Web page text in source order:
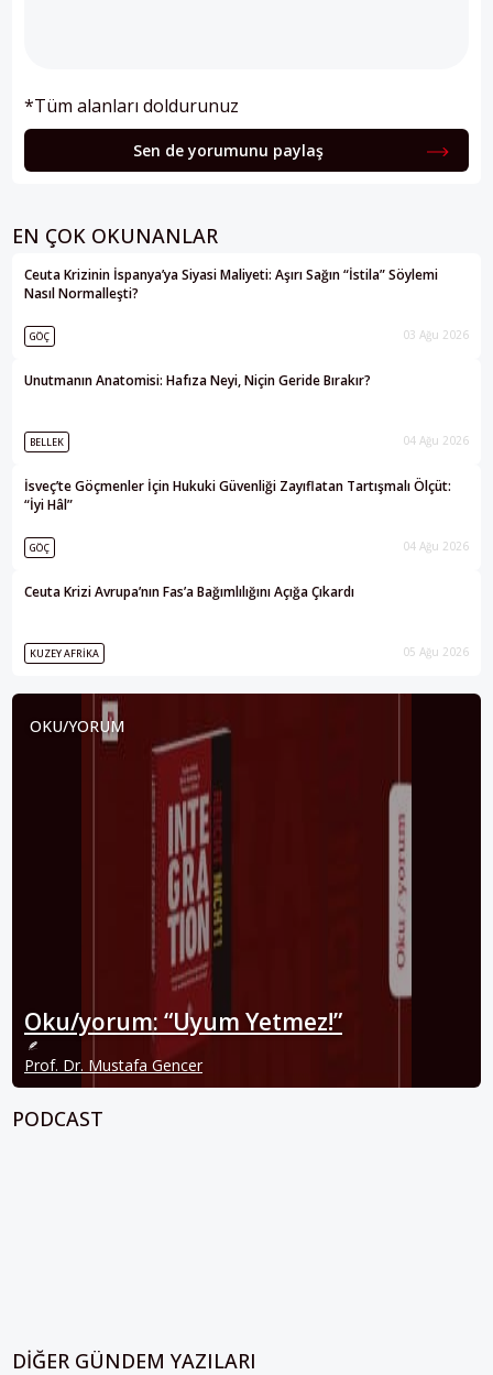
*Tüm alanları doldurunuz
Sen de yorumunu paylaş
EN ÇOK OKUNANLAR
Ceuta Krizinin İspanya’ya Siyasi Maliyeti: Aşırı Sağın “İstila” Söylemi
Nasıl Normalleşti?
GÖÇ 03 Ağu 2026
Unutmanın Anatomisi: Hafıza Neyi, Niçin Geride Bırakır?
BELLEK 04 Ağu 2026
İsveç’te Göçmenler İçin Hukuki Güvenliği Zayıflatan Tartışmalı Ölçüt:
“İyi Hâl”
GÖÇ 04 Ağu 2026
Ceuta Krizi Avrupa’nın Fas’a Bağımlılığını Açığa Çıkardı
KUZEY AFRIKA 05 Ağu 2026
OKU/YORUM
Oku/yorum: “Uyum Yetmez!”
Prof. Dr. Mustafa Gencer
PODCAST
DIĞER GÜNDEM YAZILARI